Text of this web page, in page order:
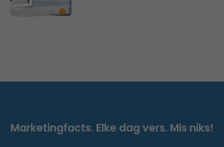
Marketingfacts. Elke dag vers. Mis niks!